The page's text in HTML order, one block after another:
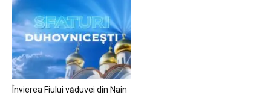
Învierea Fiului văduvei din Nain